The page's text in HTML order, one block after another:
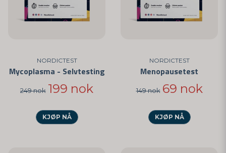
NORDICTEST
Mycoplasma - Selvtesting
249 nok 199 nok
KJØP NÅ
NORDICTEST
Menopausetest
149 nok 69 nok
KJØP NÅ